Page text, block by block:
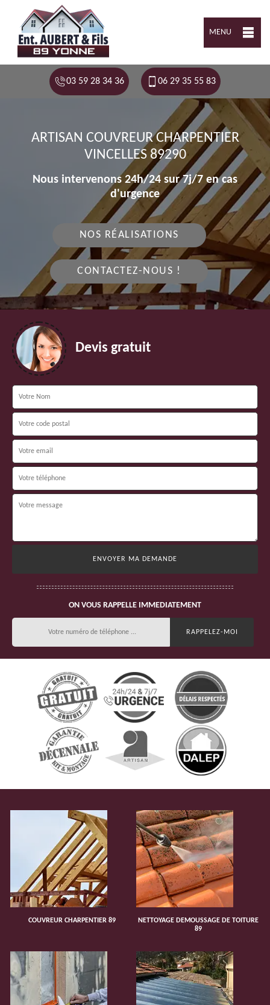
MENU
03 59 28 34 36 06 29 35 55 83
ARTISAN COUVREUR CHARPENTIER
VINCELLES 89290
Nous intervenons 24h/24 sur 7j/7 en cas
d'urgence
NOS RÉALISATIONS
CONTACTEZ-NOUS !
Devis gratuit
ON VOUS RAPPELLE IMMEDIATEMENT
COUVREUR CHARPENTIER 89
NETTOYAGE DEMOUSSAGE DE TOITURE
89